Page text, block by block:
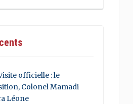
officielle : le
Colonel Mamadi
Léone